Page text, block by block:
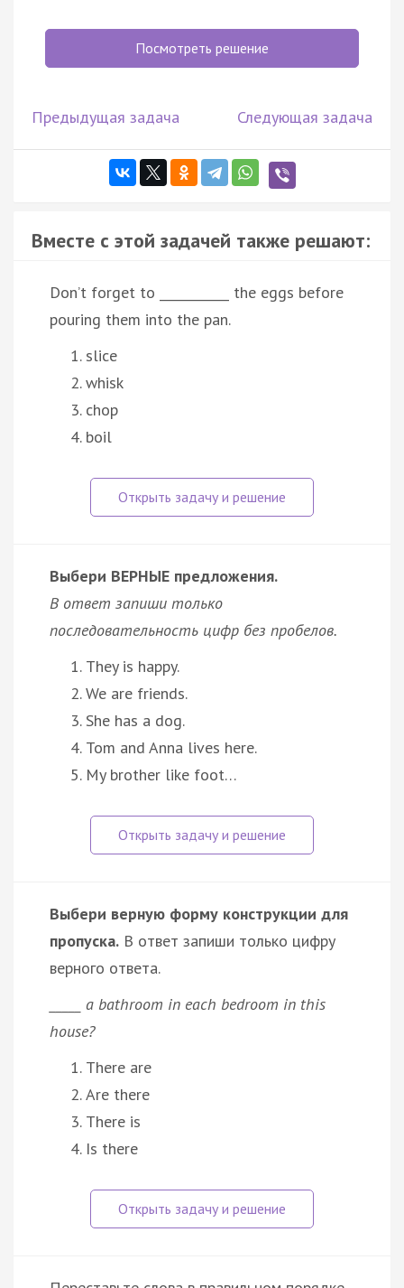
Посмотреть решение
Предыдущая задача Следующая задача
Вместе с этой задачей также решают:
Don’t forget to ___________ the eggs before
pouring them into the pan.
slice
whisk
chop
boil
Выбери ВЕРНЫЕ предложения.
В ответ запиши только
последовательность цифр без пробелов.
They is happy.
We are friends.
She has a dog.
Tom and Anna lives here.
My brother like foot…
Выбери верную форму конструкции для
пропуска. В ответ запиши только цифру
верного ответа.
_____ a bathroom in each bedroom in this
house?
There are
Are there
There is
Is there